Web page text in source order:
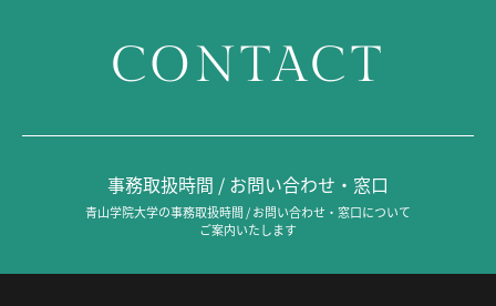
CONTACT
事務取扱時間 / お問い合わせ・窓口
青山学院大学の事務取扱時間 / お問い合わせ・窓口について
ご案内いたします